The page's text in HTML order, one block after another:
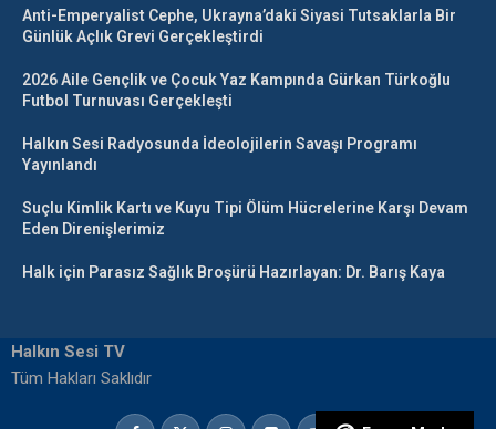
Anti-Emperyalist Cephe, Ukrayna’daki Siyasi Tutsaklarla Bir
Günlük Açlık Grevi Gerçekleştirdi
2026 Aile Gençlik ve Çocuk Yaz Kampında Gürkan Türkoğlu
Futbol Turnuvası Gerçekleşti
Halkın Sesi Radyosunda İdeolojilerin Savaşı Programı
Yayınlandı
Suçlu Kimlik Kartı ve Kuyu Tipi Ölüm Hücrelerine Karşı Devam
Eden Direnişlerimiz
Halk için Parasız Sağlık Broşürü Hazırlayan: Dr. Barış Kaya
Halkın Sesi TV
Tüm Hakları Saklıdır